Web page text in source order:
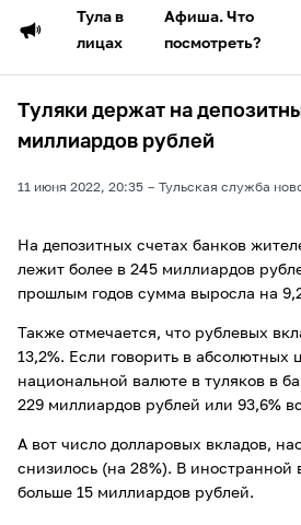
Тула в
лицах
Афиша. Что
посмотреть?
Туляки держат на
миллиардов рублей
11 июня 2022, 20:35 Тульская служба
На депозитных счетах банков
лежит более в 245 миллиардов
прошлым годов сумма выросла на
Также отмечается, что рублевых
13,2%. Если говорить в абсолютных
национальной валюте в туляков в
229 миллиардов рублей или 93,6%
А вот число долларовых вкладов,
снизилось (на 28%). В иностранной
больше 15 миллиардов рублей.